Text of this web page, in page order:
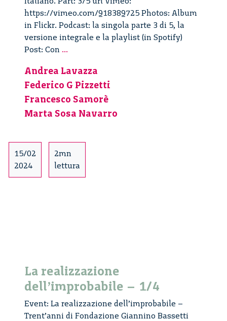
https://vimeo.com/918389725 Photos: Album
in Flickr. Podcast: la singola parte 3 di 5, la
versione integrale e la playlist (in Spotify)
Post: Con ...
forza
del
pensiero.
Il
3/5
Andrea Lavazza
Federico G Pizzetti
Francesco Samorè
Marta Sosa Navarro
15/02
2024
2mn
lettura
La realizzazione
dell’improbabile – 1/4
Event: La realizzazione dell’improbabile –
Trent’anni di Fondazione Giannino Bassetti